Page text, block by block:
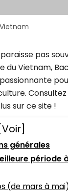
Vietnam
pas
du Vietnam,
sur ce site !
[Voir]
générales
période
(de mars à